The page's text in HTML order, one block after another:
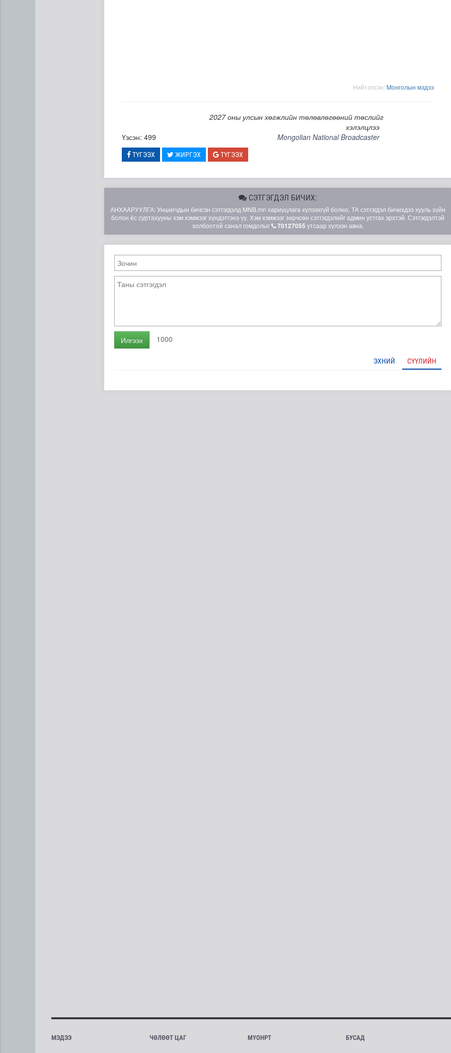
Эртний ойг хамгаалахын тулд Канадын иргэд мод бэлтгэгчдийн замыг хааж байна
Нийтэлсэн: Moнголын мэдээ
2027 оны улсын хөгжлийн төлөвлөгөөний төслийг
хэлэлцлээ
Үзсэн: 499
Mongolian National Broadcaster
ТҮГЭЭХ ЖИРГЭХ ТҮГЭЭХ
СЭТГЭГДЭЛ БИЧИХ:
АНХААРУУЛГА: Уншигчдын бичсэн сэтгэгдэлд MNB.mn хариуцлага хүлээхгүй болно. ТА сэтгэгдэл бичихдээ хууль зүйн
болон ёс суртахууны хэм хэмжээг хүндэтгэнэ үү. Хэм хэмжээг зөрчсөн сэтгэгдэлийг админ устгах эрхтэй. Сэтгэгдэлтэй
холбоотой санал гомдолыг
70127055 утсаар хүлээн авна.
Илгээх 1000
ЭХНИЙ СҮҮЛИЙН
МЭДЭЭ ЧӨЛӨӨТ ЦАГ МҮОНРТ БУСАД